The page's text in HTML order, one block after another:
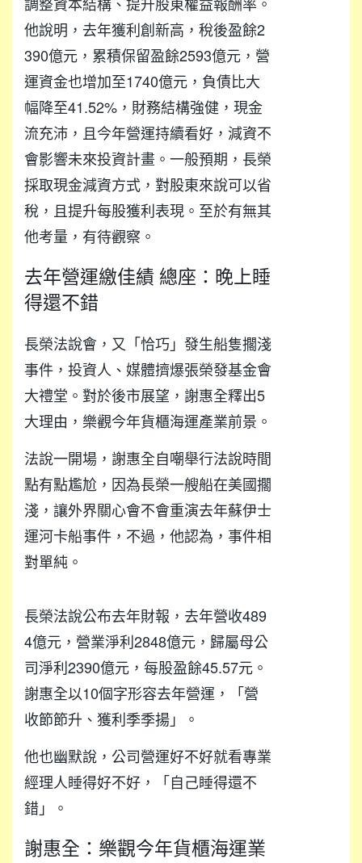
他說明，去年獲利創新高，稅後盈餘2
390億元，累積保留盈餘2593億元，營
運資金也增加至1740億元，負債比大
幅降至41.52%，財務結構強健，現金
流充沛，且今年營運持續看好，減資不
會影響未來投資計畫。一般預期，長榮
採取現金減資方式，對股東來說可以省
稅，且提升每股獲利表現。至於有無其
他考量，有待觀察。
去年營運繳佳績 總座：晚上睡
得還不錯
長榮法說會，又「恰巧」發生船隻擱淺
事件，投資人、媒體擠爆張榮發基金會
大禮堂。對於後市展望，謝惠全釋出5
大理由，樂觀今年貨櫃海運產業前景。
法說一開場，謝惠全自嘲舉行法說時間
點有點尷尬，因為長榮一艘船在美國擱
淺，讓外界關心會不會重演去年蘇伊士
運河卡船事件，不過，他認為，事件相
對單純。
長榮法說公布去年財報，去年營收489
4億元，營業淨利2848億元，歸屬母公
司淨利2390億元，每股盈餘45.57元。
謝惠全以10個字形容去年營運，「營
收節節升、獲利季季揚」。
他也幽默說，公司營運好不好就看專業
經理人睡得好不好，「自己睡得還不
錯」。
謝惠全：樂觀今年貨櫃海運業